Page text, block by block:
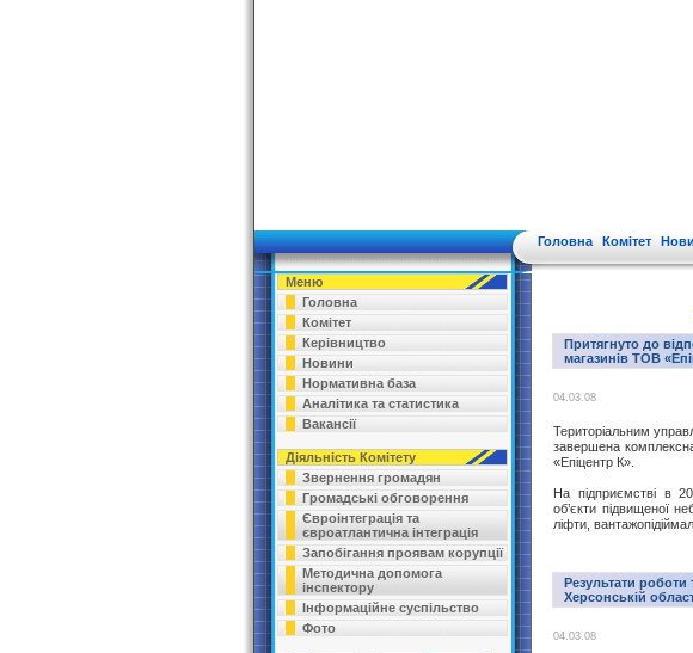
Головна Комітет
Меню
Головна
Комітет
Керівництво
Новини
Нормативна база
Аналітика та статистика
Вакансії
Діяльність Комітету
Звернення громадян
Громадські обговорення
Євроінтеграція та
євроатлантична інтеграція
Запобігання проявам корупції
Методична допомога
інспектору
Інформаційне суспільство
Фото
Притягнуто до
магазинів ТОВ
04.03.08
Територіальним
завершена
«Епіцентр К».
На підприємстві в
об’єкти підвищеної
ліфти,
Результати
Херсонській
04.03.08